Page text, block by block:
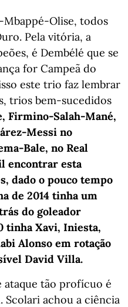
Olise, todos
Pela vitória, a
é Dembélé que se
for Campeã do
este trio faz lembrar
trios bem-sucedidos
Firmino-Salah-Mané,
Messi no
Bale, no Real
encontrar esta
dado o pouco tempo
de 2014 tinha um
do goleador
tinha Xavi, Iniesta,
Alonso em rotação
David Villa.
tão profícuo é
Scolari achou a ciência